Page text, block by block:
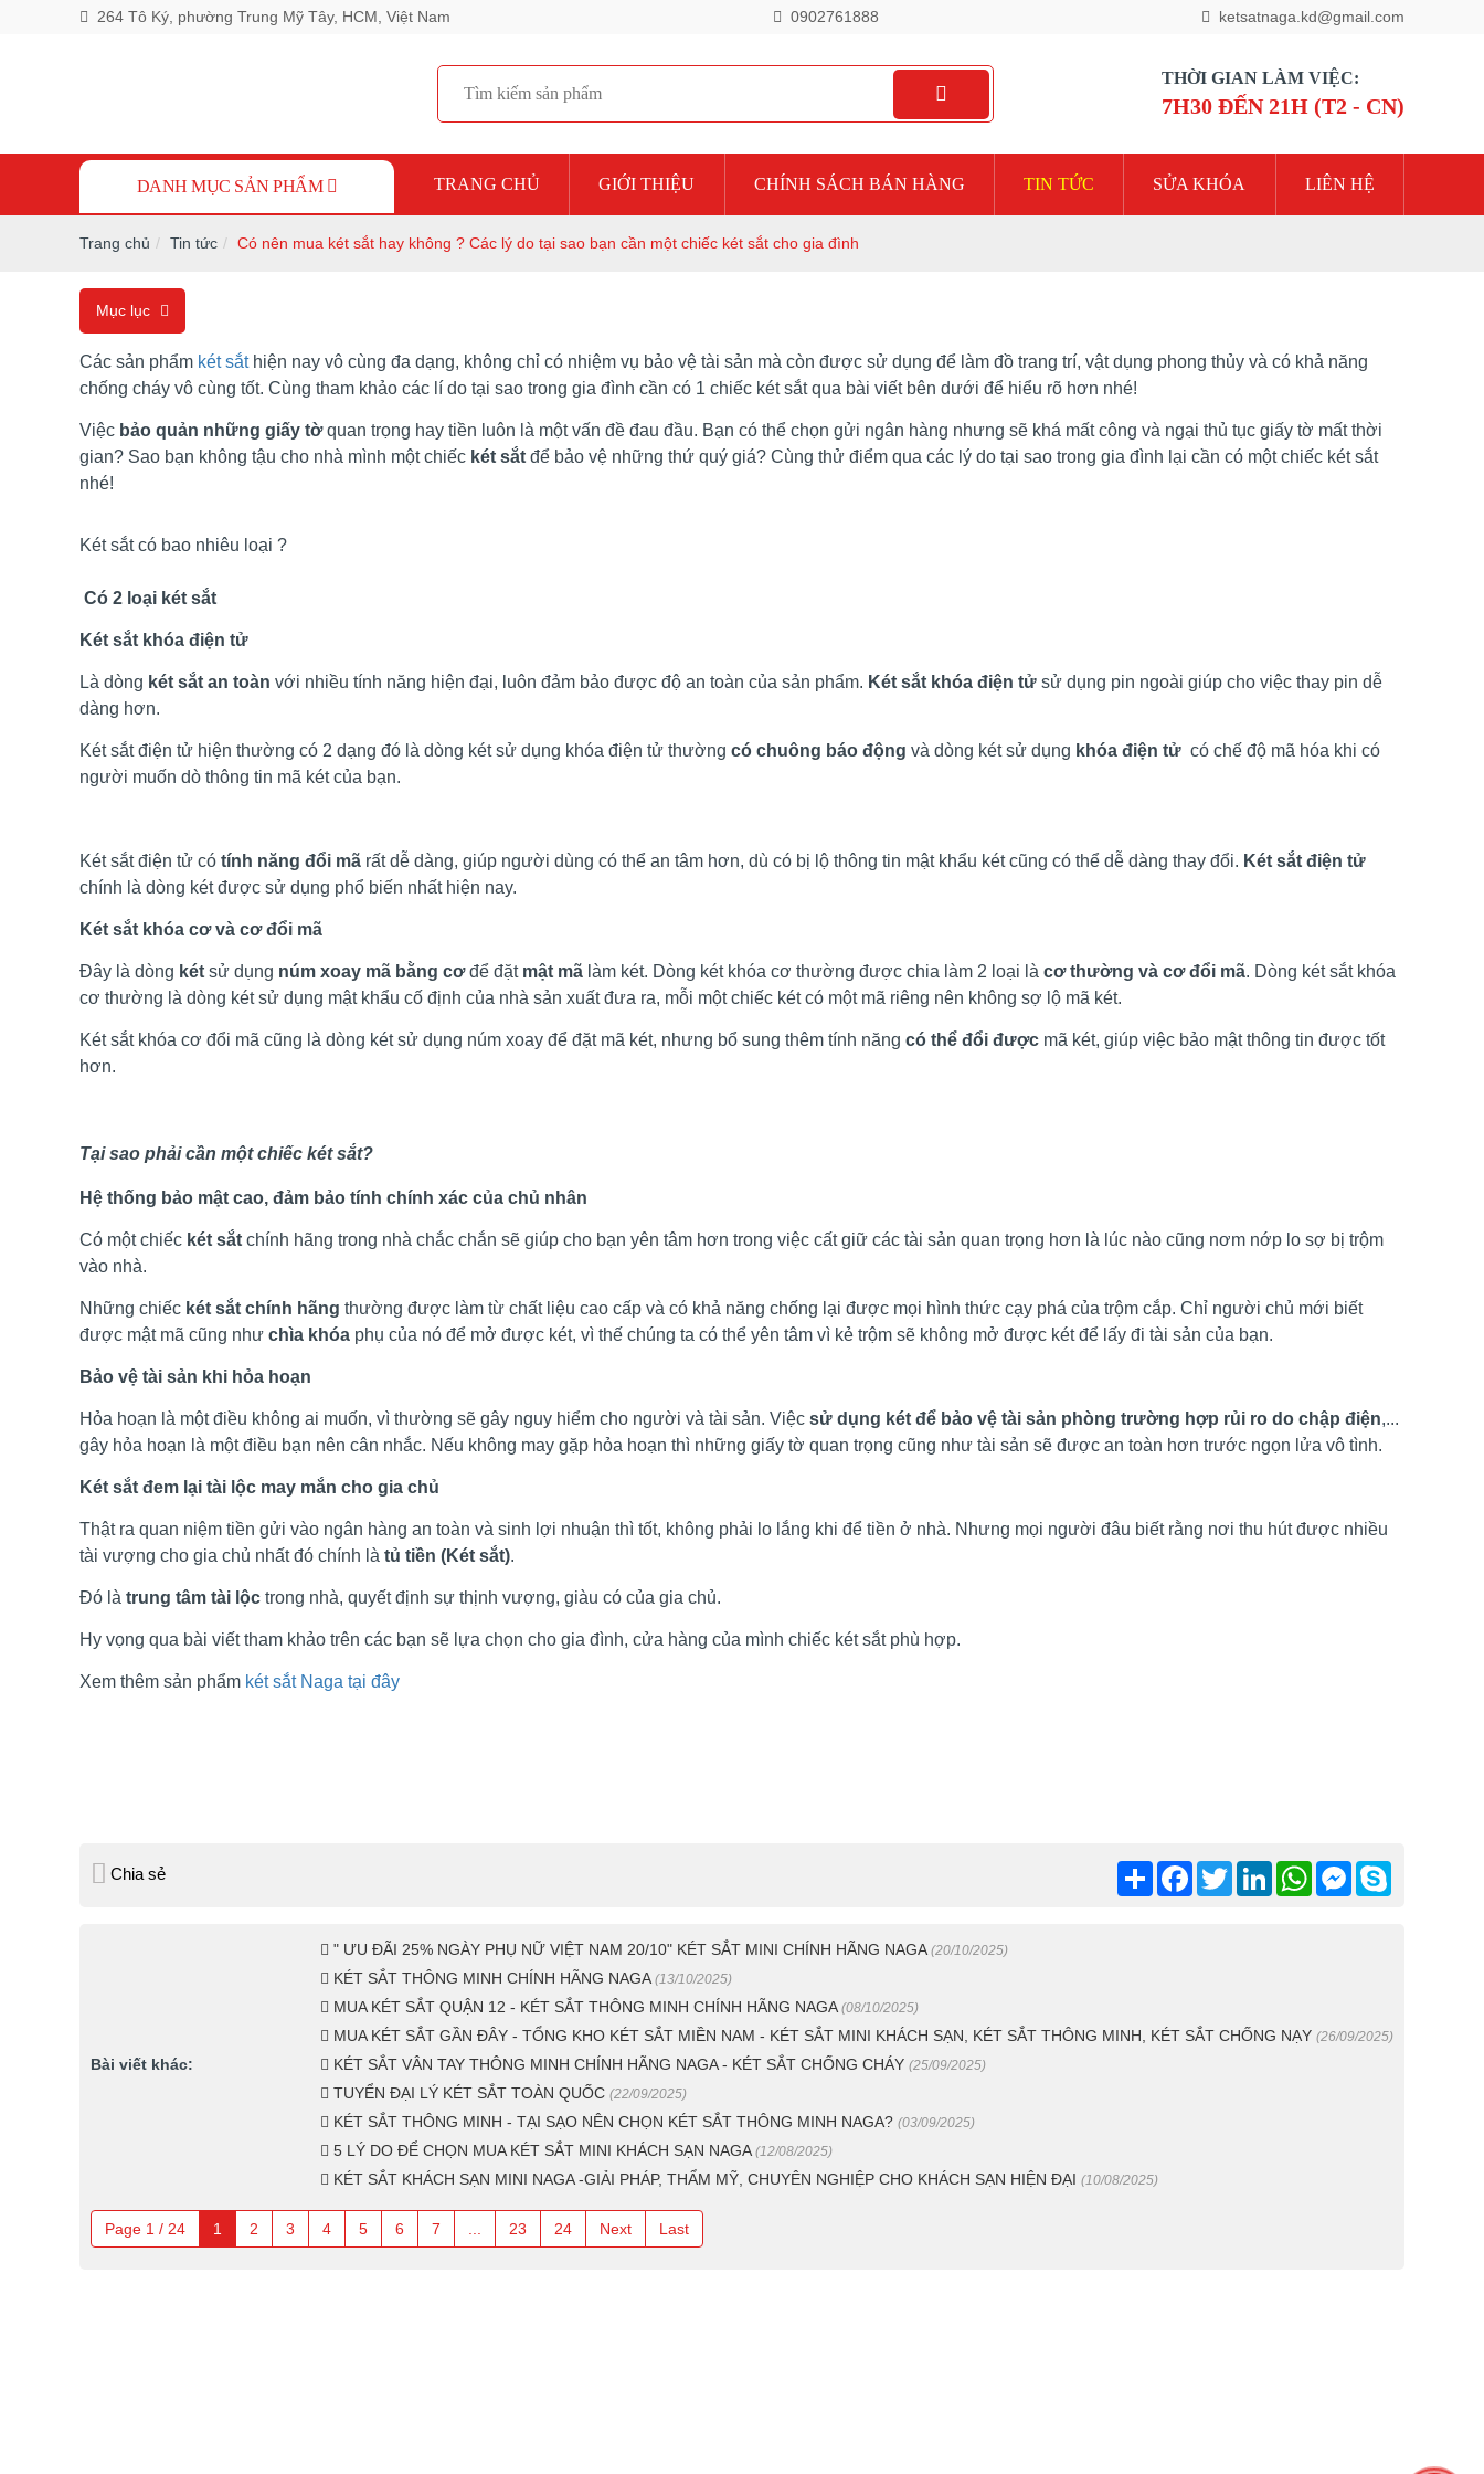
264 Tô Ký, phường Trung Mỹ Tây, HCM, Việt Nam 0902761888 ketsatnaga.kd@gmail.com
THỜI GIAN LÀM VIỆC:
7H30 ĐẾN 21H (T2 - CN)
DANH MỤC SẢN PHẨM TRANG CHỦ GIỚI THIỆU CHÍNH SÁCH BÁN HÀNG TIN TỨC SỬA KHÓA LIÊN HỆ
Trang chủ Tin tức Có nên mua két sắt hay không ? Các lý do tại sao bạn cần một chiếc két sắt cho gia đình
Mục lục
Các sản phẩm két sắthiện nay vô cùng đa dạng, không chỉ có nhiệm vụ bảo vệ tài sản mà còn được sử dụng để làm đồ trang trí, vật dụng phong thủy và có khả năng
chống cháy vô cùng tốt. Cùng tham khảo các lí do tại sao trong gia đình cần có 1 chiếc két sắt qua bài viết bên dưới để hiểu rõ hơn nhé!
Việc bảo quản những giấy tờquan trọng hay tiền luôn là một vấn đề đau đầu. Bạn có thể chọn gửi ngân hàng nhưng sẽ khá mất công và ngại thủ tục giấy tờ mất thời
gian? Sao bạn không tậu cho nhà mình một chiếc két sắt để bảo vệ những thứ quý giá? Cùng thử điểm qua các lý do tại sao trong gia đình lại cần có một chiếc két sắt
nhé!
Két sắt có bao nhiêu loại ?
Có 2 loại két sắt
Két sắt khóa điện tử
Là dòng két sắt an toàn với nhiều tính năng hiện đại, luôn đảm bảo được độ an toàn của sản phẩm. Két sắt khóa điện tử sử dụng pin ngoài giúp cho việc thay pin dễ
dàng hơn.
Két sắt điện tử hiện thường có 2 dạng đó là dòng két sử dụng khóa điện tử thường có chuông báo động và dòng két sử dụng khóa điện tử có chế độ mã hóa khi có
người muốn dò thông tin mã két của bạn.
Két sắt điện tử có tính năng đổi mã rất dễ dàng, giúp người dùng có thể an tâm hơn, dù có bị lộ thông tin mật khẩu két cũng có thể dễ dàng thay đổi. Két sắt điện tử
chính là dòng két được sử dụng phổ biến nhất hiện nay.
Két sắt khóa cơ và cơ đổi mã
Đây là dòng két sử dụng núm xoay mã bằng cơđể đặt mật mã làm két. Dòng két khóa cơ thường được chia làm 2 loại là cơ thường và cơ đổi mã. Dòng két sắt khóa
cơ thường là dòng két sử dụng mật khẩu cố định của nhà sản xuất đưa ra, mỗi một chiếc két có một mã riêng nên không sợ lộ mã két.
Két sắt khóa cơ đổi mã cũng là dòng két sử dụng núm xoay để đặt mã két, nhưng bổ sung thêm tính năng có thể đổi được mã két, giúp việc bảo mật thông tin được tốt
hơn.
Tại sao phải cần một chiếc két sắt?
Hệ thống bảo mật cao, đảm bảo tính chính xác của chủ nhân
Có một chiếc két sắt chính hãng trong nhà chắc chắn sẽ giúp cho bạn yên tâm hơn trong việc cất giữ các tài sản quan trọng hơn là lúc nào cũng nơm nớp lo sợ bị trộm
vào nhà.
Những chiếc két sắt chính hãng thường được làm từ chất liệu cao cấp và có khả năng chống lại được mọi hình thức cạy phá của trộm cắp. Chỉ người chủ mới biết
được mật mã cũng như chìa khóa phụ của nó để mở được két, vì thế chúng ta có thể yên tâm vì kẻ trộm sẽ không mở được két để lấy đi tài sản của bạn.
Bảo vệ tài sản khi hỏa hoạn
Hỏa hoạn là một điều không ai muốn, vì thường sẽ gây nguy hiểm cho người và tài sản. Việc sử dụng két để bảo vệ tài sản phòng trường hợp rủi ro do chập điện,...
gây hỏa hoạn là một điều bạn nên cân nhắc. Nếu không may gặp hỏa hoạn thì những giấy tờ quan trọng cũng như tài sản sẽ được an toàn hơn trước ngọn lửa vô tình.
Két sắt đem lại tài lộc may mắn cho gia chủ
Thật ra quan niệm tiền gửi vào ngân hàng an toàn và sinh lợi nhuận thì tốt, không phải lo lắng khi để tiền ở nhà. Nhưng mọi người đâu biết rằng nơi thu hút được nhiều
tài vượng cho gia chủ nhất đó chính là tủ tiền (Két sắt).
Đó là trung tâm tài lộc trong nhà, quyết định sự thịnh vượng, giàu có của gia chủ.
Hy vọng qua bài viết tham khảo trên các bạn sẽ lựa chọn cho gia đình, cửa hàng của mình chiếc két sắt phù hợp.
Xem thêm sản phẩm kétsắt Naga tại đây
Chia sẻ
Chia
sẻ
FacebookTwitterLinkedInWhatsAppMessenger
Bài viết khác:
" ƯU ĐÃI 25% NGÀY PHỤ NỮ VIỆT NAM 20/10" KÉT SẮT MINI CHÍNH HÃNG NAGA (20/10/2025)
KÉT SẮT THÔNG MINH CHÍNH HÃNG NAGA (13/10/2025)
MUA KÉT SẮT QUẬN 12 - KÉT SẮT THÔNG MINH CHÍNH HÃNG NAGA (08/10/2025)
MUA KÉT SẮT GẦN ĐÂY - TỔNG KHO KÉT SẮT MIỀN NAM - KÉT SẮT MINI KHÁCH SẠN, KÉT SẮT THÔNG MINH, KÉT SẮT CHỐNG NẠY (26/09/2025)
KÉT SẮT VÂN TAY THÔNG MINH CHÍNH HÃNG NAGA - KÉT SẮT CHỐNG CHÁY (25/09/2025)
TUYỂN ĐẠI LÝ KÉT SẮT TOÀN QUỐC (22/09/2025)
KÉT SẮT THÔNG MINH - TẠI SẠO NÊN CHỌN KÉT SẮT THÔNG MINH NAGA? (03/09/2025)
5 LÝ DO ĐỂ CHỌN MUA KÉT SẮT MINI KHÁCH SẠN NAGA (12/08/2025)
KÉT SẮT KHÁCH SẠN MINI NAGA -GIẢI PHÁP, THẨM MỸ, CHUYÊN NGHIỆP CHO KHÁCH SẠN HIỆN ĐẠI (10/08/2025)
Page 1 / 24 1 2 3 4 5 6 7 23 24 Next Last